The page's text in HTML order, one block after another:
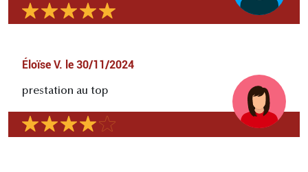
Éloïse V. le 30/11/2024
prestation au top